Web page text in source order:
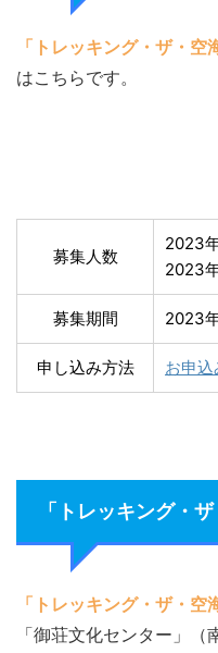
「トレッキング・ザ・空
はこちらです。
募集人数
2023
2023
募集期間 2023
申し込み方法 お申
「トレッキング・
「トレッキング・ザ・空
「御荘文化センター」